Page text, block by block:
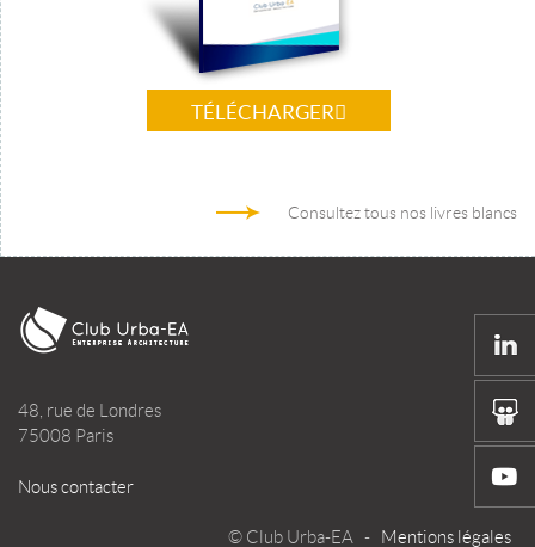
TÉLÉCHARGER
Consultez tous nos livres blancs
48, rue de Londres
75008 Paris
Nous contacter
© Club Urba-EA - Mentions légales